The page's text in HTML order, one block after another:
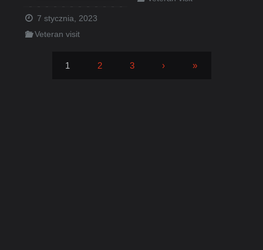
7 stycznia, 2023
Veteran visit
1 2 3 › »